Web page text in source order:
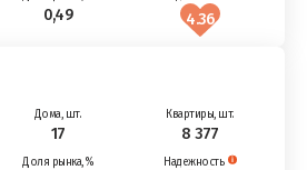
0,49 4.36
17 8 377